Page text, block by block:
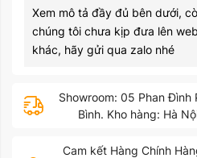
Xem mô tả đầy đủ bên dưới,
chúng tôi chưa kịp đưa lên
khác, hãy gửi qua zalo nhé
Showroom: 05 Phan Đình
Bình. Kho hàng: Hà
Cam kết Hàng Chính